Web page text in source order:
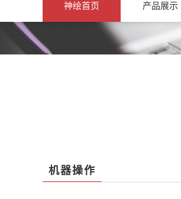
神绘首页 产品展示
机器操作